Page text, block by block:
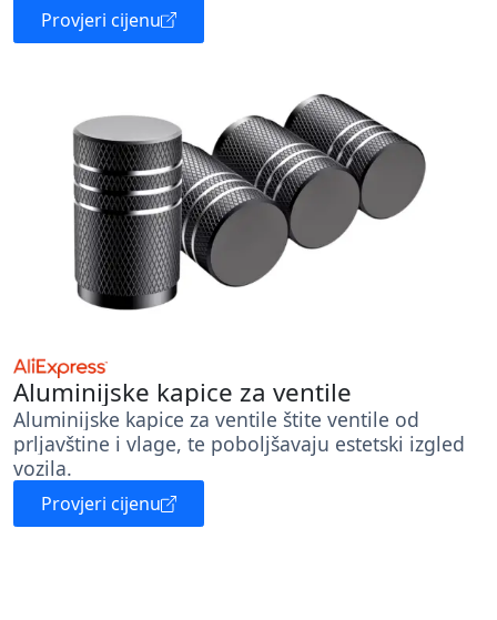
Provjeri cijenu
Aluminijske kapice za ventile
Aluminijske kapice za ventile štite ventile od
prljavštine i vlage, te poboljšavaju estetski izgled
vozila.
Provjeri cijenu